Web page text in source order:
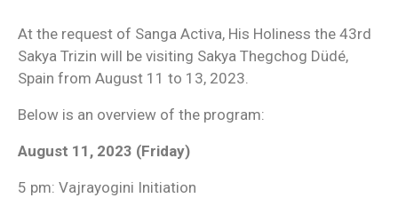
At the request of Sanga Activa, His Holiness the 43rd
Sakya Trizin will be visiting Sakya Thegchog Düdé,
Spain from August 11 to 13, 2023.
Below is an overview of the program:
August 11, 2023 (Friday)
5 pm: Vajrayogini Initiation